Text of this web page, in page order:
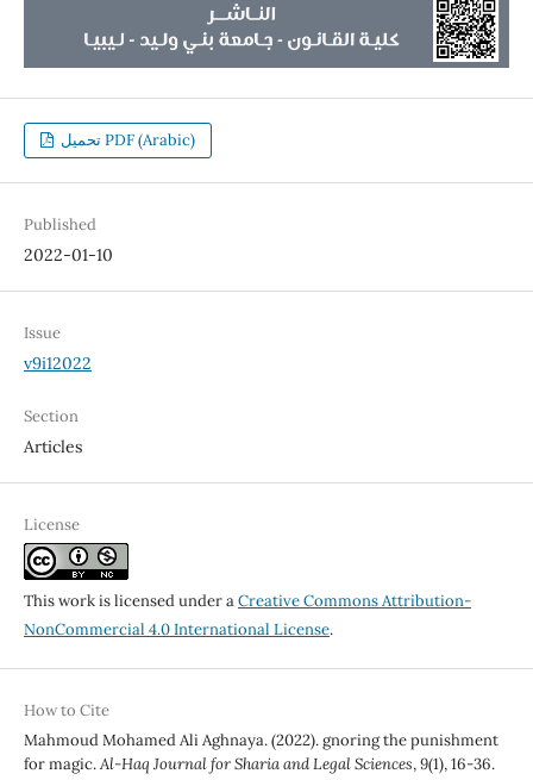
تحميل PDF (Arabic)
Published
2022-01-10
Issue
v9i12022
Section
Articles
License
This work is licensed under aCreative Commons Attribution-
NonCommercial 4.0 International License.
How to Cite
Mahmoud Mohamed Ali Aghnaya. (2022). gnoring the punishment
for magic.Al-Haq Journal for Sharia and Legal Sciences,9(1), 16-36.